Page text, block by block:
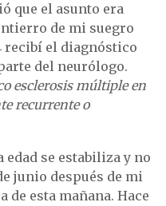
que el asunto era
de mi suegro
recibí el diagnóstico
del neurólogo.
esclerosis múltiple en
recurrente o
edad se estabiliza y no
junio después de mi
esta mañana. Hace